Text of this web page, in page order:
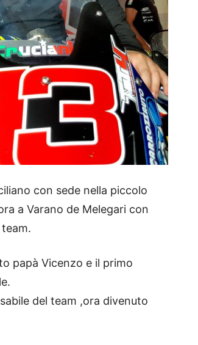
con sede nella piccolo
a Varano de Melegari con
papà Vicenzo e il primo
del team ,ora divenuto